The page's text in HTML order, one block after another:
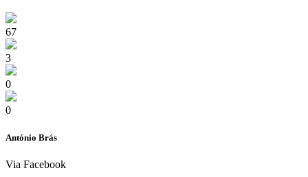
67
3
0
0
António Brás
Via Facebook